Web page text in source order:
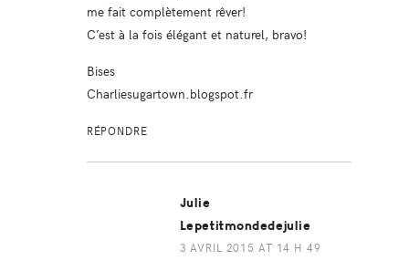
me fait complètement rêver!
C’est à la fois élégant et naturel, bravo!
Bises
Charliesugartown.blogspot.fr
RÉPONDRE
Julie
Lepetitmondedejulie
3 AVRIL 2015 AT 14 H 49